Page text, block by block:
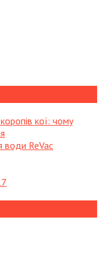
кої: чому
води ReVac